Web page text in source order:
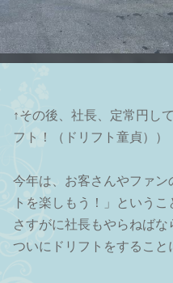
↑その後、社長、定常円し
フト！（ドリフト童貞））
今年は、お客さんやファ
トを楽しもう！」という
さすがに社長もやらねばな
ついにドリフトをすること